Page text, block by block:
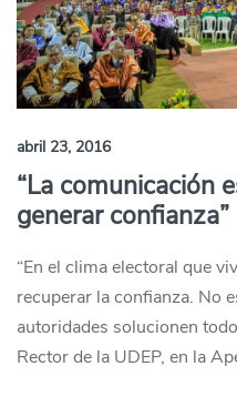
abril 23, 2016
“La comunicación
generar confianza”
“En el clima electoral que
recuperar la confianza. No
autoridades solucionen
Rector de la UDEP, en la